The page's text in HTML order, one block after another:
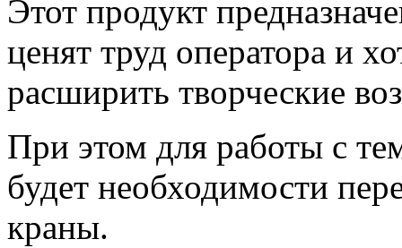
Этот продукт
ценят труд оператора и
расширить творческие
При этом для работы с
будет необходимости
краны.